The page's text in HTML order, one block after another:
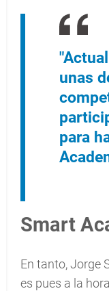
unas
para
Smart
En tanto, Jorge
es pues a la